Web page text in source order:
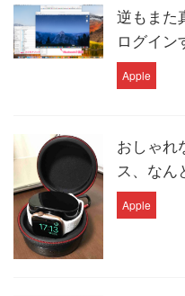
逆もまた
ログイン
Apple
おしゃれ
ス、なん
Apple